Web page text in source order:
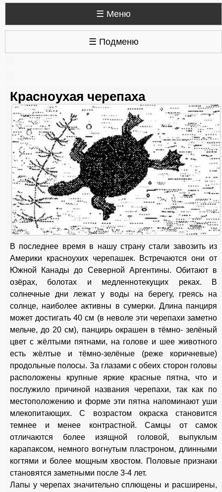
☰ Меню
☰ Подменю
Красноухая черепаха
В последнее время в нашу страну стали завозить из
Америки красноухих черепашек. Встречаются они от
Южной Канады до Северной Аргентины. Обитают в
озёрах, болотах и медленнотекущих реках. В
солнечные дни лежат у воды на берегу, греясь на
солнце, наиболее активны в сумерки. Длина панциря
может достигать 40 см (в неволе эти черепахи заметно
мельче, до 20 см), панцирь окрашен в тёмно- зелёный
цвет с жёлтыми пятнами, на голове и шее животного
есть жёлтые и тёмно-зелёные (реже коричневые)
продольные полосы. За глазами с обеих сторон головы
расположены крупные яркие красные пятна, что и
послужило причиной названия черепахи, так как по
местоположению и форме эти пятна напоминают уши
млекопитающих. С возрастом окраска становится
темнее и менее контрастной. Самцы от самок
отличаются более изящной головой, выпуклым
карапаксом, немного вогнутым пластроном, длинными
когтями и более мощным хвостом. Половые признаки
становятся заметными после 3-4 лет.
Лапы у черепах значительно сплющены и расширены,